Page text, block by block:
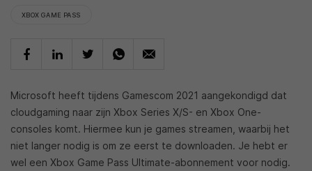
XBOX GAME PASS
Microsoft heeft tijdens Gamescom 2021 aangekondigd dat
cloudgaming naar zijn Xbox Series X/S- en Xbox One-
consoles komt. Hiermee kun je games streamen, waarbij het
niet langer nodig is om ze eerst te downloaden. Je hebt er
wel een Xbox Game Pass Ultimate-abonnement voor nodig.